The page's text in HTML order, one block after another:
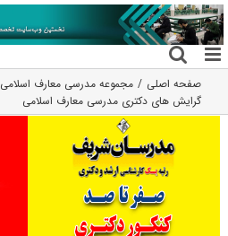
رفتن
به
محتوا
صفحه اصلی مجموعه مدرسی معارف اسلامی
گرایش های دکتری ﻣﺪرسی ﻣﻌﺎرف اﺳﻼمی